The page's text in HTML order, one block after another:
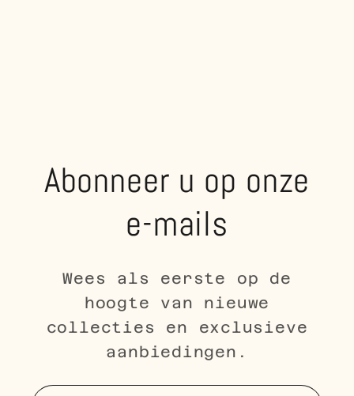
Abonneer u op onze
e-mails
Wees als eerste op de
hoogte van nieuwe
collecties en exclusieve
aanbiedingen.